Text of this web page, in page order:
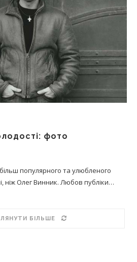
фото
популярного та улюбленого
ніж Олег Винник. Любов публіки…
БІЛЬШЕ